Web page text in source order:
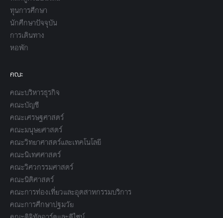
ทุนการศึกษา
นักศึกษาปัจจุบัน
การเดินทาง
หอพัก
คณะ
คณะบริหารธุรกิจ
คณะบัญชี
คณะเศรษฐศาสตร์
คณะมนุษยศาสตร์
คณะวิทยาศาสตร์และเทคโนโลยี
คณะนิเทศศาสตร์
คณะวิศวกรรมศาสตร์
คณะนิติศาสตร์
คณะการท่องเที่ยวและอุตสาหกรรมบริการ
คณะการศึกษาปฐมวัย